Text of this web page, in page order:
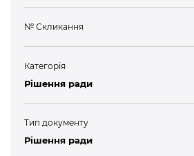
№ Скликання
Категорія
Рішення ради
Тип документу
Рішення ради